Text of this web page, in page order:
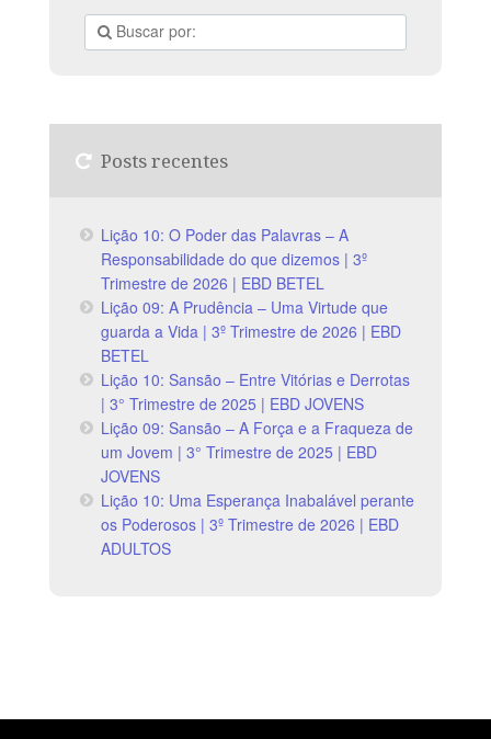
Posts recentes
Lição 10: O Poder das Palavras – A
Responsabilidade do que dizemos | 3º
Trimestre de 2026 | EBD BETEL
Lição 09: A Prudência – Uma Virtude que
guarda a Vida | 3º Trimestre de 2026 | EBD
BETEL
Lição 10: Sansão – Entre Vitórias e Derrotas
| 3° Trimestre de 2025 | EBD JOVENS
Lição 09: Sansão – A Força e a Fraqueza de
um Jovem | 3° Trimestre de 2025 | EBD
JOVENS
Lição 10: Uma Esperança Inabalável perante
os Poderosos | 3º Trimestre de 2026 | EBD
ADULTOS